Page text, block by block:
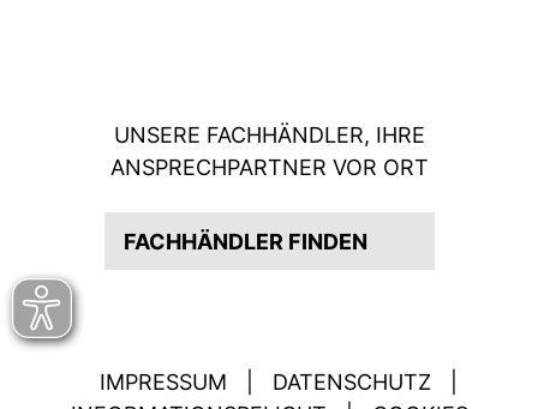
UNSERE FACHHÄNDLER, IHRE
ANSPRECHPARTNER VOR ORT
FACHHÄNDLER FINDEN
IMPRESSUM DATENSCHUTZ